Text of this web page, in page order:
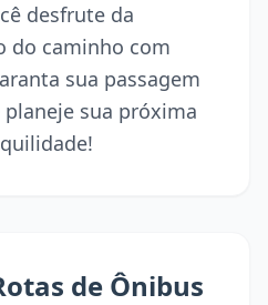
desfrute da
do caminho com
sua passagem
sua próxima
de Ônibus